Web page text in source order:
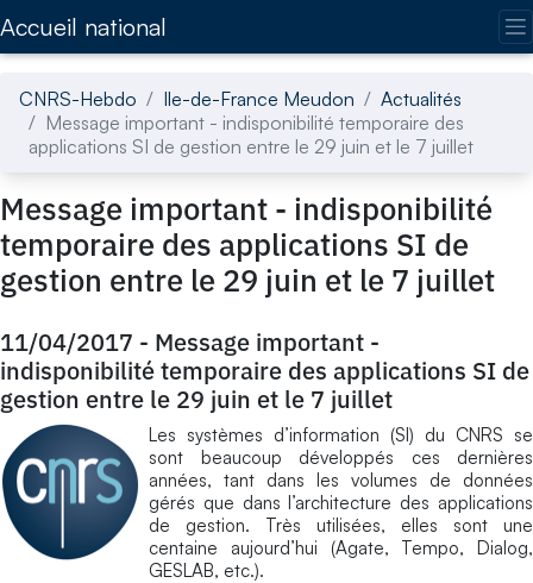
Accueil national
CNRS-Hebdo Ile-de-France Meudon
Actualités
Message important - indisponibilité temporaire des
applications SI de gestion entre le 29 juin et le 7 juillet
Message important - indisponibilité
temporaire des applications SI de
gestion entre le 29 juin et le 7 juillet
11/04/2017 - Message important -
indisponibilité temporaire des applications SI de
gestion entre le 29 juin et le 7 juillet
Les systèmes d’information (SI) du CNRS se
sont beaucoup développés ces dernières
années, tant dans les volumes de données
gérés que dans l’architecture des applications
de gestion. Très utilisées, elles sont une
centaine aujourd’hui (Agate, Tempo, Dialog,
GESLAB, etc.).